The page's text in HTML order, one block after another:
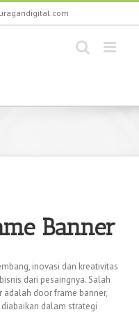
Banner
inovasi dan kreativitas
dari pesaingnya. Salah
door frame banner,
dalam strategi